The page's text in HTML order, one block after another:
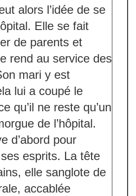
alors l’idée de se
Elle se fait
de parents et
rend au service des
mari y est
lui a coupé le
qu’il ne reste qu’un
de l’hôpital.
d’abord pour
esprits. La tête
elle sanglote de
accablée